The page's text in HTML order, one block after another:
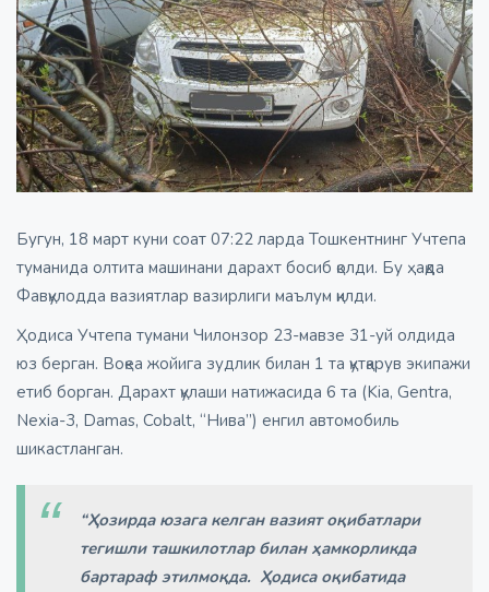
Бугун, 18 март куни соат 07:22 ларда Тошкентнинг Учтепа
туманида олтита машинани дарахт босиб қолди. Бу ҳақда
Фавқулодда вазиятлар вазирлиги маълум қилди.
Ҳодиса Учтепа тумани Чилонзор 23-мавзе 31-уй олдида
юз берган. Воқеа жойига зудлик билан 1 та қутқарув экипажи
етиб борган. Дарахт қулаши натижасида 6 та (Kia, Gentra,
Nexia-3, Damas, Cobalt, “Нива”) енгил автомобиль
шикастланган.
“Ҳозирда юзага келган вазият оқибатлари
тегишли ташкилотлар билан ҳамкорликда
бартараф этилмоқда. Ҳодиса оқибатида